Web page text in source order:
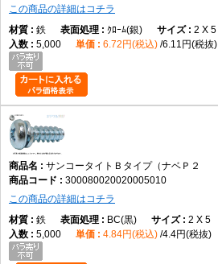
この商品の詳細はコチラ
鉄
ｸﾛｰﾑ(銀) 2 X 5
5,000
6.72円(税込) 6.11円(税抜)
サンコータイトＢタイプ（ナベＰ２
300080020020005010
この商品の詳細はコチラ
鉄
BC(黒) 2 X 5
5,000
4.84円(税込) 4.4円(税抜)